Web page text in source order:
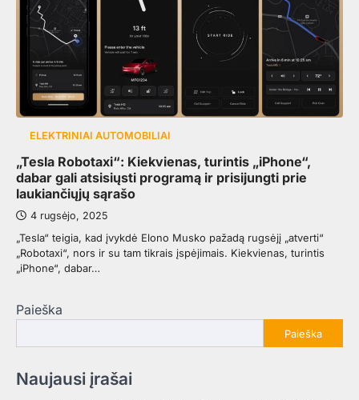
ELEKTRINIAI AUTOMOBILIAI
„Tesla Robotaxi“: Kiekvienas, turintis „iPhone“,
dabar gali atsisiųsti programą ir prisijungti prie
laukiančiųjų sąrašo
4 rugsėjo, 2025
„Tesla“ teigia, kad įvykdė Elono Musko pažadą rugsėjį „atverti“
„Robotaxi“, nors ir su tam tikrais įspėjimais. Kiekvienas, turintis
„iPhone“, dabar…
Paieška
Paieška
Naujausi įrašai